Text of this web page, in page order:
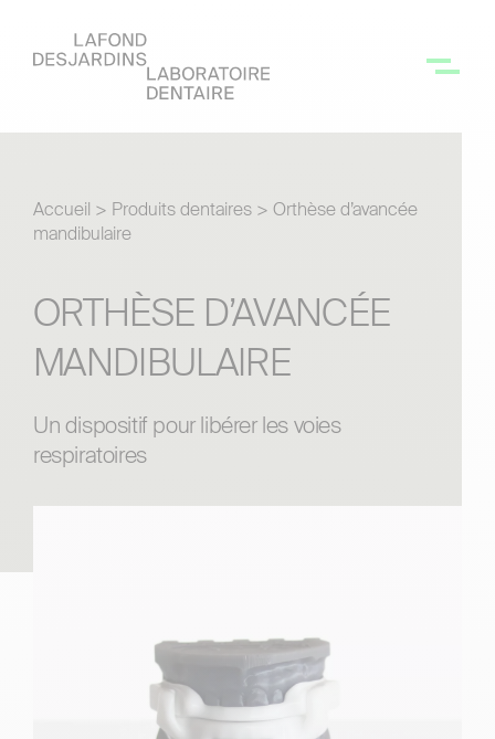
Accueil > Produits dentaires > Orthèse d’avancée
mandibulaire
ORTHÈSE D’AVANCÉE
MANDIBULAIRE
Un dispositif pour libérer les voies
respiratoires